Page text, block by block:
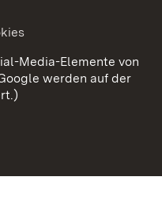
Media-Elemente von
werden auf der